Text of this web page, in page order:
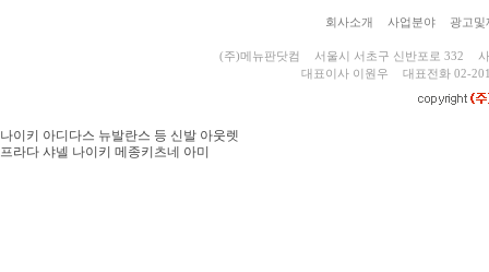
회사소개 사업분야 광고및
(주)메뉴판닷컴 서울시 서초구 신반포로 332
대표이사 이원우
대표전화 02-
나이키 아디다스 뉴발란스 등 신발 아웃렛
프라다 샤넬 나이키 메종키츠네 아미